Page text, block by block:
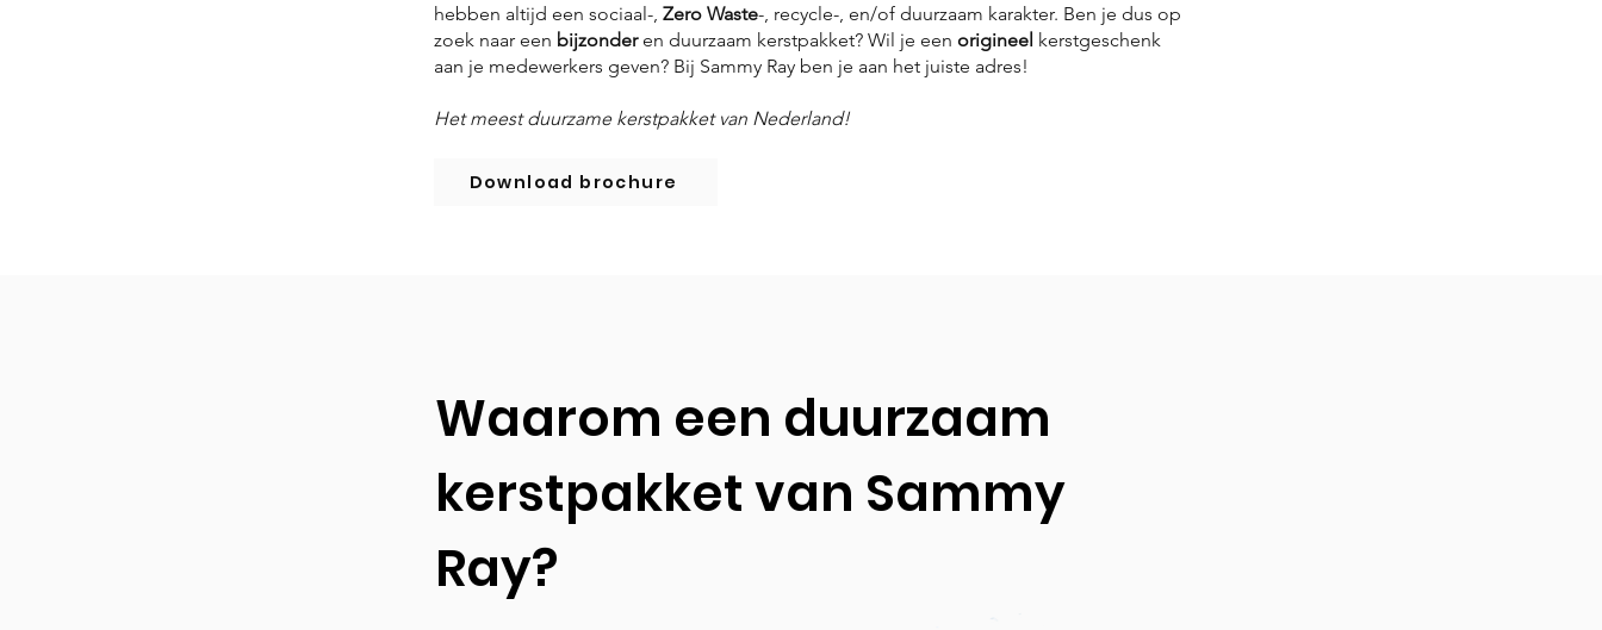
hebben altijd een sociaal-, Zero Waste-, recycle-, en/of duurzaam karakter. Ben je dus op
zoek naar een bijzonderen duurzaam kerstpakket? Wil je een origineel kerstgeschenk
aan je medewerkers geven? Bij Sammy Ray ben je aan het juiste adres!
Het meest duurzame kerstpakket van Nederland!
Download brochure
Waarom een duurzaam
kerstpakket van Sammy
Ray?